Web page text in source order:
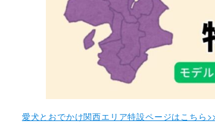
愛犬とおでかけ関西エリア特設ページはこちら